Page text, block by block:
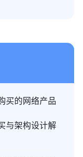
买的网络产品
与架构设计解